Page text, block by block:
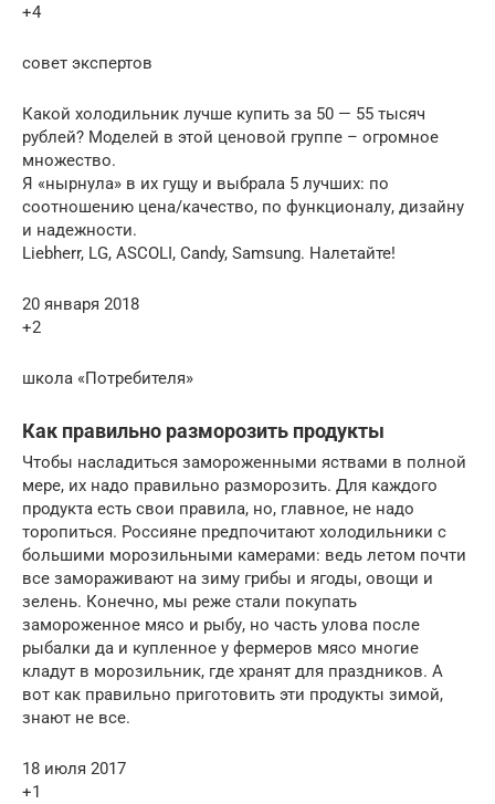
+4
совет экспертов
Какой холодильник лучше купить за 50 — 55 тысяч
рублей? Моделей в этой ценовой группе – огромное
множество.
Я «нырнула» в их гущу и выбрала 5 лучших: по
соотношению цена/качество, по функционалу, дизайну
и надежности.
Liebherr, LG, ASCOLI, Candy, Samsung. Налетайте!
20 января 2018
+2
школа «Потребителя»
Как правильно разморозить продукты
Чтобы насладиться замороженными яствами в полной
мере, их надо правильно разморозить. Для каждого
продукта есть свои правила, но, главное, не надо
торопиться. Россияне предпочитают холодильники с
большими морозильными камерами: ведь летом почти
все замораживают на зиму грибы и ягоды, овощи и
зелень. Конечно, мы реже стали покупать
замороженное мясо и рыбу, но часть улова после
рыбалки да и купленное у фермеров мясо многие
кладут в морозильник, где хранят для праздников. А
вот как правильно приготовить эти продукты зимой,
знают не все.
18 июля 2017
+1